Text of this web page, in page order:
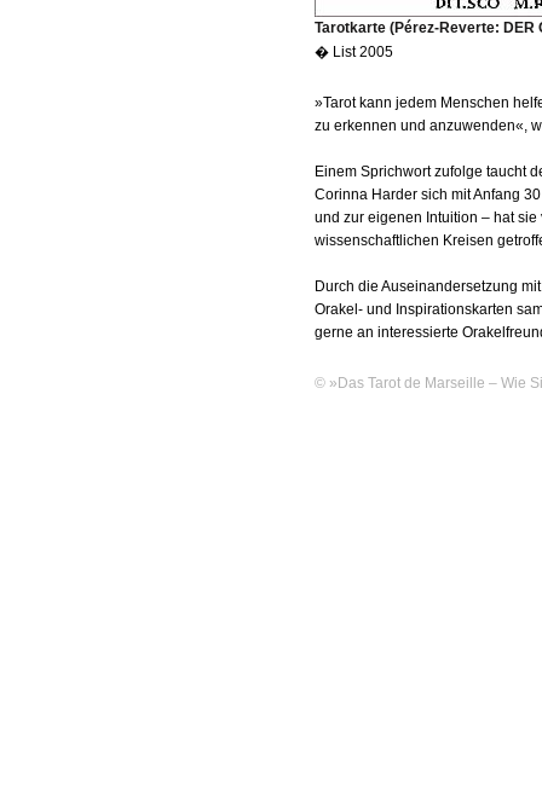
Tarotkarte (Pérez-Reverte: DER
� List 2005
»Tarot kann jedem Menschen
zu erkennen und anzuwenden«,
Einem Sprichwort zufolge taucht
Corinna Harder sich mit Anfang
und zur eigenen Intuition – hat
wissenschaftlichen Kreisen
Durch die Auseinandersetzung
Orakel- und Inspirationskarten
gerne an interessierte
© »Das Tarot de Marseille – Wie